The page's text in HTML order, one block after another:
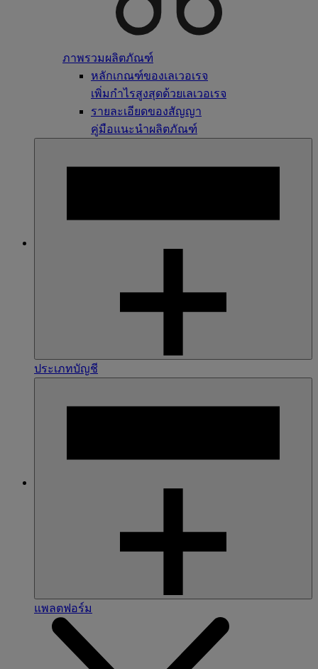
ภาพรวมผลิตภัณฑ์
หลักเกณฑ์ของเลเวอเรจ
เพิ่มกำไรสูงสุดด้วยเลเวอเรจ
รายละเอียดของสัญญา
คู่มือแนะนำผลิตภัณฑ์
ประเภทบัญชี
แพลตฟอร์ม